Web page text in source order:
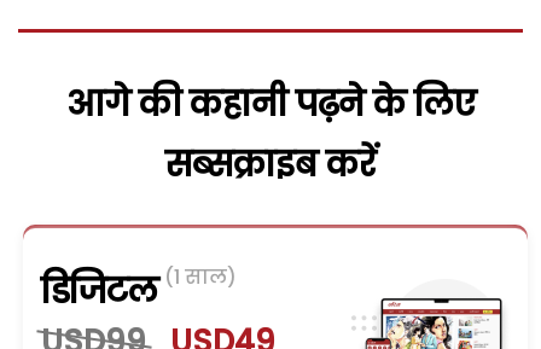
आगे की कहानी पढ़ने के लिए
सब्सक्राइब करें
डिजिटल (1 साल)